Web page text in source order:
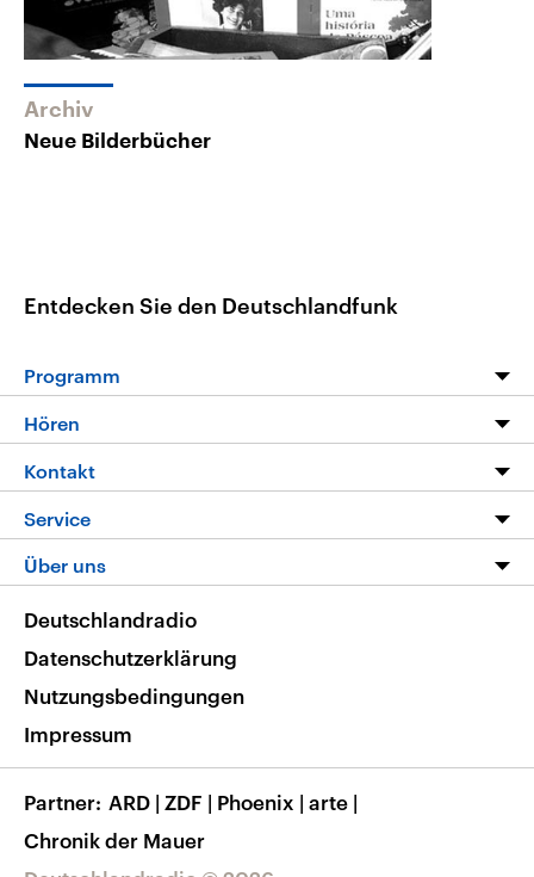
Archiv
Neue Bilderbücher
Entdecken Sie den Deutschlandfunk
Programm
Die Nachrichten
Nachrichtenleicht
Neue Beiträge auf dlf.de
Hören
Livestream
Podcasts
Deutschlandfunk App
Nachrichten App
Frequenzen
Kontakt
Service
FAQ
Veranstaltungen
Musikliste
RSS
Über uns
Barrierefreiheit
Deutschlandradio
Datenschutzerklärung
Nutzungsbedingungen
Impressum
Partner ARD | ZDF | Phoenix | arte |
Chronik der Mauer